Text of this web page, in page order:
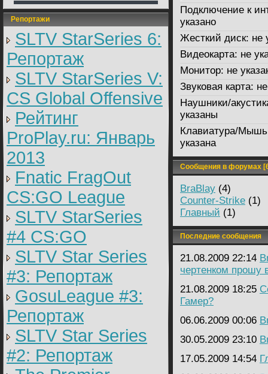
Репортажи
SLTV StarSeries 6:
Репортаж
SLTV StarSeries V:
CS Global Offensive
Рейтинг
ProPlay.ru: Январь
2013
Fnatic FragOut
CS:GO League
SLTV StarSeries
#4 CS:GO
SLTV Star Series
#3: Репортаж
GosuLeague #3:
Репортаж
SLTV Star Series
#2: Репортаж
Подключение к
указано
Жесткий диск: не
Видеокарта: не
Монитор: не
Звуковая карта:
Наушники/
указаны
Клавиатура/
указана
Сообщения в форумах
BraBlay (4)
Counter-Strike (1)
Главный (1)
Последние сообщения
21.08.2009 22:14
чертенком прошу
21.08.2009 18:25
Гамер?
06.06.2009 00:06
30.05.2009 23:10
17.05.2009 14:54